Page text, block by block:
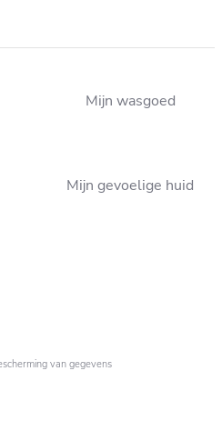
Mijn wasgoed
Mijn gevoelige huid
van gegevens